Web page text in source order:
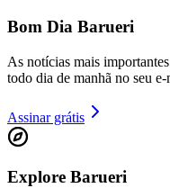
Ceará
Bom Dia Barueri
As notícias mais
todo dia de manhã no seu e-
Assinar grátis
Explore Barueri